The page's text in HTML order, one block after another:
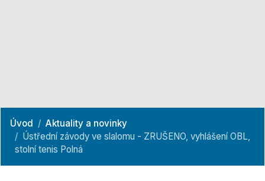
Úvod
Aktuality a novinky
Ústřední závody ve slalomu - ZRUŠENO, vyhlášení OBL,
stolní tenis Polná